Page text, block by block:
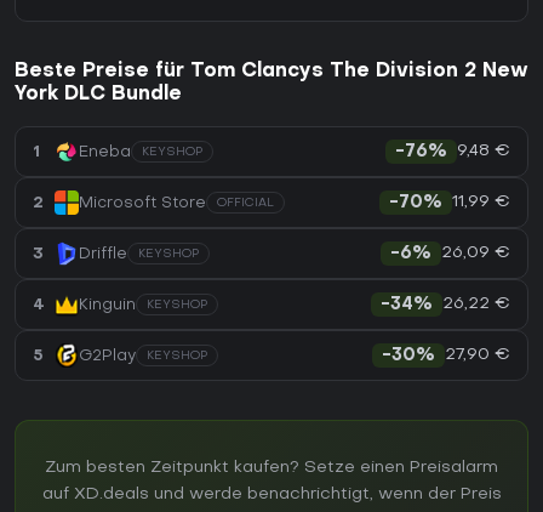
Beste Preise für Tom Clancys The Division 2 New
York DLC Bundle
1 Eneba KEYSHOP -76% 9,48 €
2 Microsoft Store OFFICIAL -70% 11,99 €
3 Driffle KEYSHOP -6% 26,09 €
4 Kinguin KEYSHOP -34% 26,22 €
5 G2Play KEYSHOP -30% 27,90 €
Zum besten Zeitpunkt kaufen? Setze einen Preisalarm
auf XD.deals und werde benachrichtigt, wenn der Preis